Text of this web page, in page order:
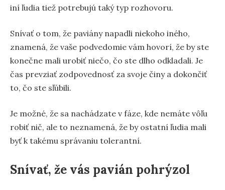
iní ľudia tiež potrebujú taký typ rozhovoru.
Snívať o tom, že paviány napadli niekoho iného,
znamená, že vaše podvedomie vám hovorí, že by ste
konečne mali urobiť niečo, čo ste dlho odkladali. Je
čas prevziať zodpovednosť za svoje činy a dokončiť
to, čo ste sľúbili.
Je možné, že sa nachádzate v fáze, kde nemáte vôľu
robiť nič, ale to neznamená, že by ostatní ľudia mali
byť k takému správaniu tolerantní.
Snívať, že vás pavián pohrýzol